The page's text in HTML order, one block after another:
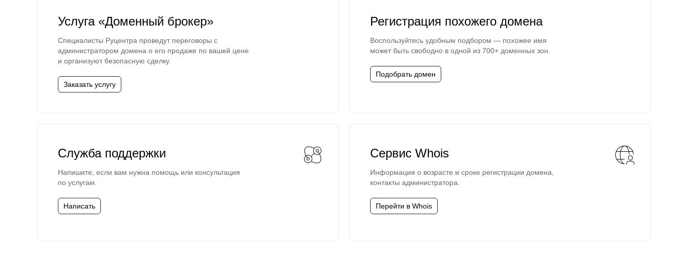
Услуга «Доменный брокер»
Специалисты Руцентра проведут переговоры с
администратором домена о его продаже по вашей цене
и организуют безопасную сделку.
Заказать услугу
Регистрация похожего домена
Воспользуйтесь удобным подбором — похожее имя
может быть свободно в одной из 700+ доменных зон.
Подобрать домен
Служба поддержки
Напишите, если вам нужна помощь или консультация
по услугам.
Написать
Сервис Whois
Информация о возрасте и сроке регистрации домена,
контакты администратора.
Перейти в Whois